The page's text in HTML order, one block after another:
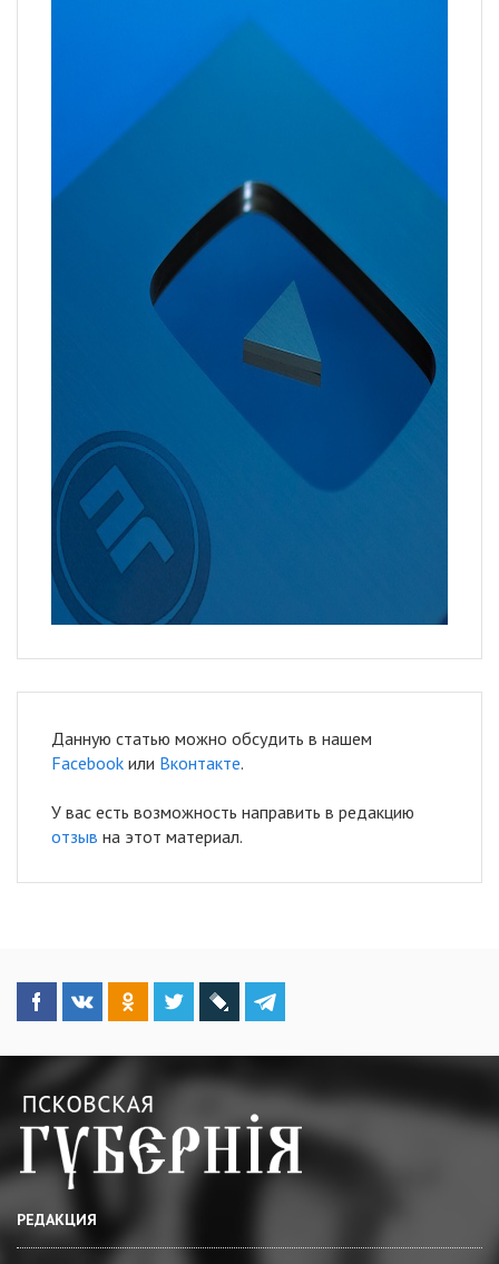
Данную статью можно обсудить в нашем
Facebook или Вконтакте.
У вас есть возможность направить в редакцию
отзыв на этот материал.
РЕДАКЦИЯ